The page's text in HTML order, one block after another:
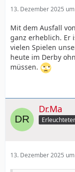
13. Dezember 2025
Mit dem Ausfall
ganz erheblich. Er
vielen Spielen
heute im Derby
müssen.
Dr.Ma
Erleuchteter
13. Dezember 2025